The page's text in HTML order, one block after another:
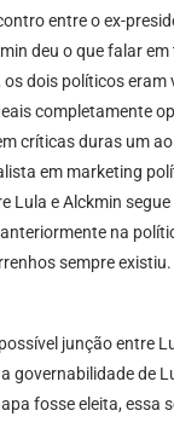
entre o ex-
deu o que falar
os dois políticos eram
completamente
críticas duras um
em marketing
Lula e Alckmin
na
sempre
junção entre
governabilidade de
fosse eleita, essa